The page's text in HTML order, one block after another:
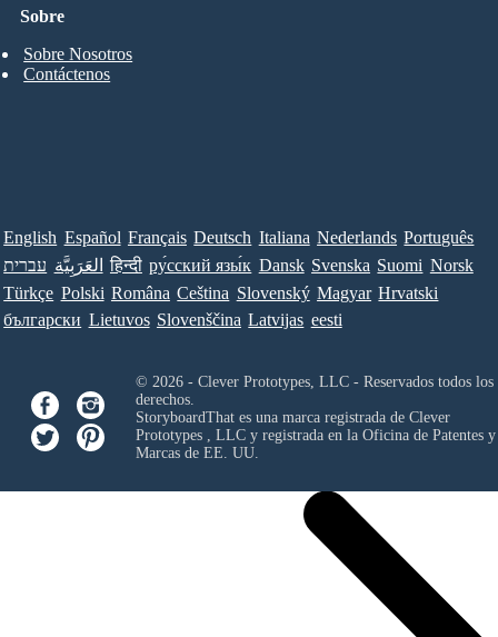
Sobre
Sobre Nosotros
Contáctenos
English Español Français Deutsch Italiana Nederlands Português
עברית العَرَبِيَّة हिन्दी ру́сский язы́к Dansk Svenska Suomi Norsk
Türkçe Polski Româna Ceština Slovenský Magyar Hrvatski
български Lietuvos Slovenščina Latvijas eesti
© 2026 - Clever Prototypes, LLC - Reservados todos los
derechos.
StoryboardThat es una marca registrada de Clever
Prototypes , LLCy registrada en la Oficina de Patentes y
Marcas de EE. UU.